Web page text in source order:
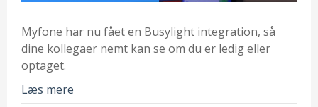
Myfone har nu fået en Busylight integration, så
dine kollegaer nemt kan se om du er ledig eller
optaget.
Læs mere